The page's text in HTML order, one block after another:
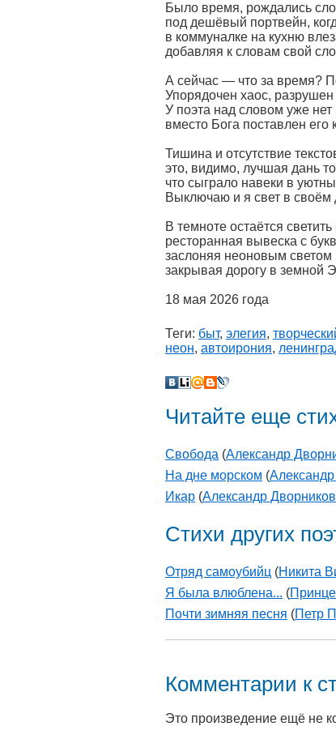
Было время, рождались
под дешёвый портвейн,
в коммуналке на кухню
добавляя к словам свой
А сейчас — что за время?
Упорядочен хаос,
У поэта над словом уже нет
вместо Бога поставлен его
Тишина и отсутствие
это, видимо, лучшая дань
что сыграло навеки в
Выключаю и я свет в своём
В темноте остаётся
ресторанная вывеска с
заслоняя неоновым светом
закрывая дорогу в земной
18 мая 2026 года
Теги: быт, элегия,
неон, автоирония,
Читайте еще
Свобода (Александр
На дне морском (
Икар (Александр Дворников
Стихи других
Отряд самоубийц (Никита
Я была влюблена... (
Почти зимняя песня (Петр
Комментарии к
Это произведение ещё не